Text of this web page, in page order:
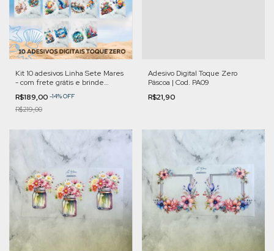
Kit 10 adesivos Linha Sete Mares
- com frete grátis e brinde
R$189,00 -14%OFF
R$219,00
Adesivo Digital Toque Zero
Páscoa | Cod. PA09
R$21,90